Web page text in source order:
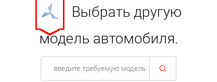
сможете наслаждаться слаженной работой всех
систем внедорожника. Ждем вас!
Выбрать другую
модель автомобиля.